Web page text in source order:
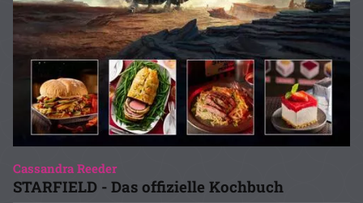
Cassandra Reeder
STARFIELD - Das offizielle Kochbuch